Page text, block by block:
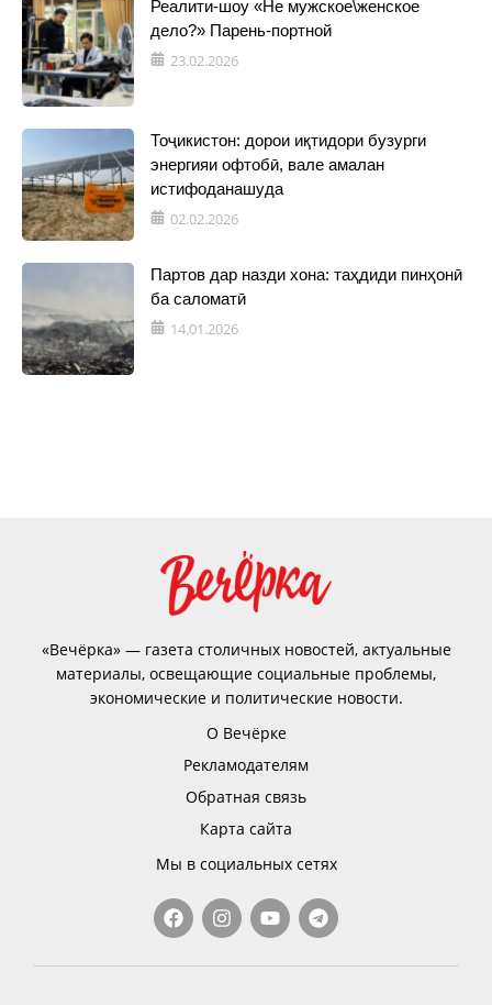
Реалити-шоу «Не мужское\женское
дело?» Парень-портной
23.02.2026
Тоҷикистон: дорои иқтидори бузурги
энергияи офтобӣ, вале амалан
истифоданашуда
02.02.2026
Партов дар назди хона: таҳдиди пинҳонӣ
ба саломатӣ
14.01.2026
«Вечёрка» — газета столичных новостей, актуальные
материалы, освещающие социальные проблемы,
экономические и политические новости.
О Вечёрке
Рекламодателям
Обратная связь
Карта сайта
Мы в социальных сетях